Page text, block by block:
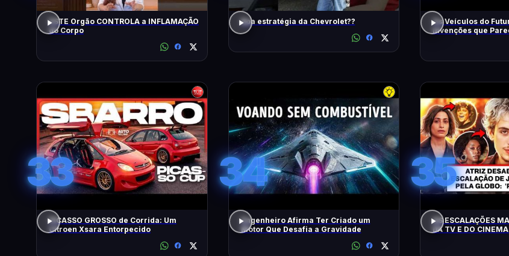
ESTE Orgão CONTROLA a INFLAMAÇÃO
do Corpo
Boa estratégia da Chevrolet??
Os Veículos do
Invenções que
33
PICASSO GROSSO de Corrida: Um
Citroen Xsara Entorpecido
34
Engenheiro Afirma Ter Criado um
Motor Que Desafia a Gravidade
35
AS ESCALAÇÕES
DA TV E DO